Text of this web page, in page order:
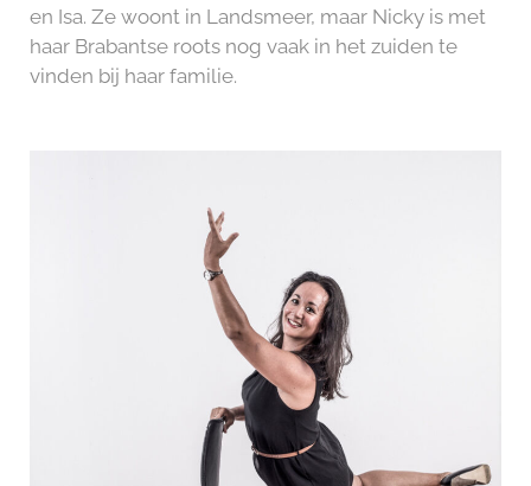
en Isa. Ze woont in Landsmeer, maar Nicky is met
haar Brabantse roots nog vaak in het zuiden te
vinden bij haar familie.